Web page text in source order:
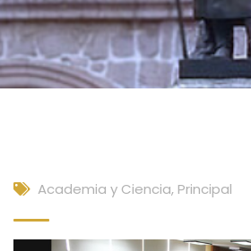
Academia y Ciencia, Principal